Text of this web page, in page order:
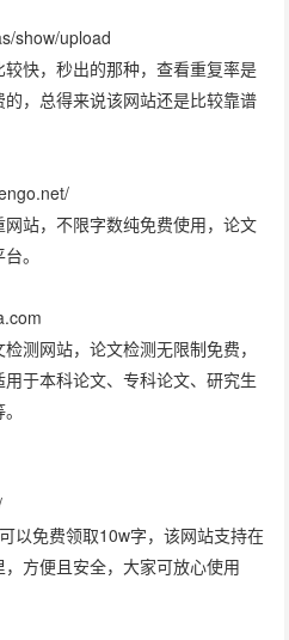
show/upload
快，秒出的那种，查看重复率是
，总得来说该网站还是比较靠谱
站，不限字数纯免费使用，论文
。
测网站，论文检测无限制免费，
于本科论文、专科论文、研究生
以免费领取10w字，该网站支持在
方便且安全，大家可放心使用